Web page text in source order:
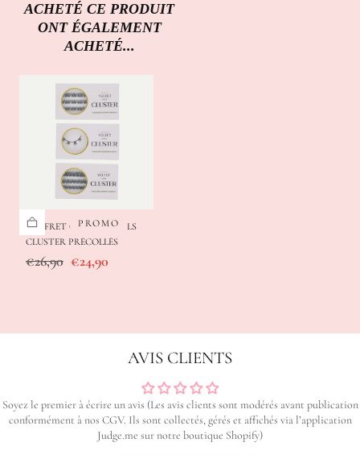
ACHETÉ CE PRODUIT
ONT ÉGALEMENT
ACHETÉ...
PROMO
COFFRET CLUSTER - CILS
CLUSTER PRÉCOLLÉS
Prix
€26,90 Prix
€24,90
AVIS CLIENTS
Soyez le premier à écrire un avis (Les avis clients sont modérés avant publication
conformément à nos CGV. Ils sont collectés, gérés et affichés via l’application
Judge.me sur notre boutique Shopify)